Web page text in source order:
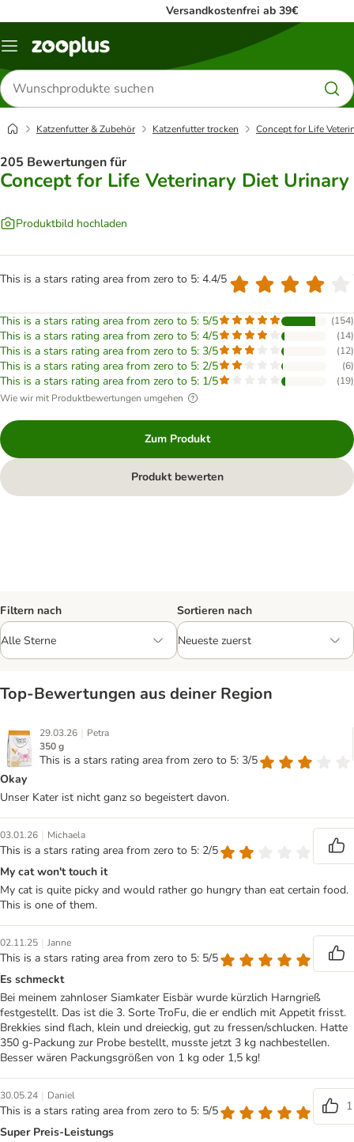
Versandkostenfrei ab 39€
Menü
Produkte
suchen
Katzenfutter & Zubehör Katzenfutter trocken Concept for Life
205 Bewertungen für
Concept for Life Veterinary Diet Urinary
Produktbild hochladen
This is a stars rating area from zero to 5: 4.4/5
This is a stars rating area from zero to 5: 5/5 (154)
This is a stars rating area from zero to 5: 4/5 (14)
This is a stars rating area from zero to 5: 3/5 (12)
This is a stars rating area from zero to 5: 2/5 (6)
This is a stars rating area from zero to 5: 1/5 (19)
Wie wir mit Produktbewertungen umgehen
Zum Produkt
Produkt bewerten
Filtern nach Sortieren nach
Top‑Bewertungen aus deiner Region
29.03.26 | Petra
350 g
This is a stars rating area from zero to 5: 3/5
Okay
Unser Kater ist nicht ganz so begeistert davon.
03.01.26 | Michaela
This is a stars rating area from zero to 5: 2/5
My cat won't touch it
My cat is quite picky and would rather go hungry than eat certain food.
This is one of them.
02.11.25 | Janne
This is a stars rating area from zero to 5: 5/5
Es schmeckt
Bei meinem zahnloser Siamkater Eisbär wurde kürzlich Harngrieß
festgestellt. Das ist die 3. Sorte TroFu, die er endlich mit Appetit frisst.
Brekkies sind flach, klein und dreieckig, gut zu fressen/schlucken. Hatte
350 g-Packung zur Probe bestellt, musste jetzt 3 kg nachbestellen.
Besser wären Packungsgrößen von 1 kg oder 1,5 kg!
30.05.24 | Daniel
This is a stars rating area from zero to 5: 5/5
1
Super Preis-Leistungs